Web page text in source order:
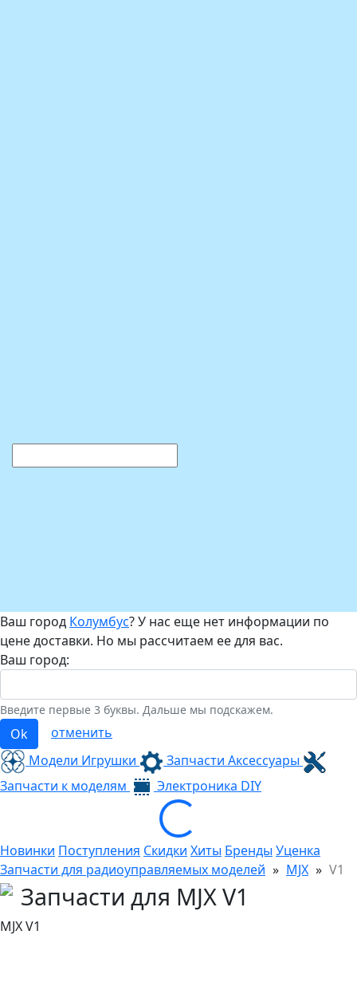
Ваш город Колумбус? У нас еще нет информации по
цене доставки. Но мы рассчитаем ее для вас.
Ваш город:
Введите первые 3 буквы. Дальше мы подскажем.
Ok
отменить
Модели Игрушки
Запчасти Аксессуары
Запчасти к моделям
Электроника DIY
Loading...
Новинки Поступления Скидки Хиты Бренды Уценка
Запчасти для радиоуправляемых моделей » MJX » V1
Запчасти для MJX V1
MJX V1